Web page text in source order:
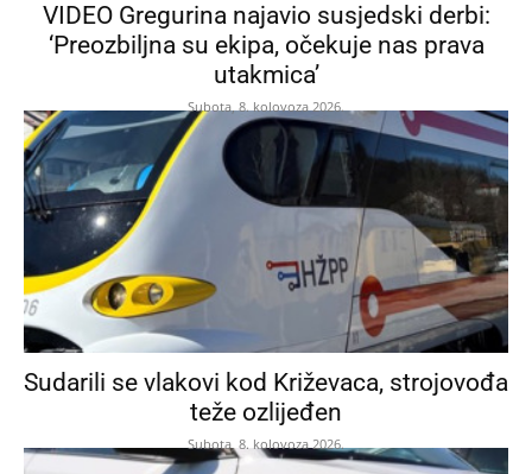
VIDEO Gregurina najavio susjedski derbi:
‘Preozbiljna su ekipa, očekuje nas prava
utakmica’
Subota, 8. kolovoza 2026.
Sudarili se vlakovi kod Križevaca, strojovođa
teže ozlijeđen
Subota, 8. kolovoza 2026.